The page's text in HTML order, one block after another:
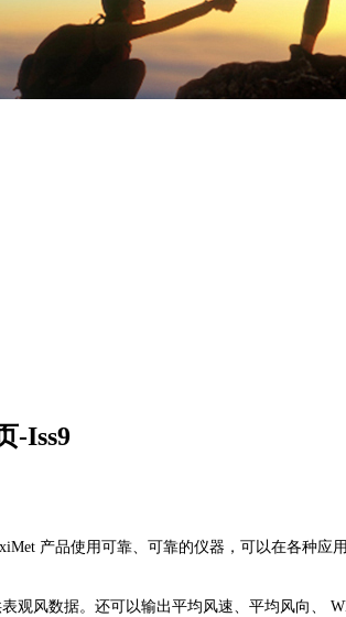
-Iss9
产品使用可靠、可靠的仪器，可以在各种应
观风数据。还可以输出平均风速、平均风向、